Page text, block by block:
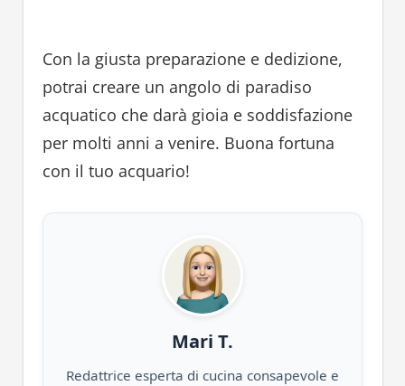
Con la giusta preparazione e dedizione,
potrai creare un angolo di paradiso
acquatico che darà gioia e soddisfazione
per molti anni a venire. Buona fortuna
con il tuo acquario!
Mari T.
Redattrice esperta di cucina consapevole e